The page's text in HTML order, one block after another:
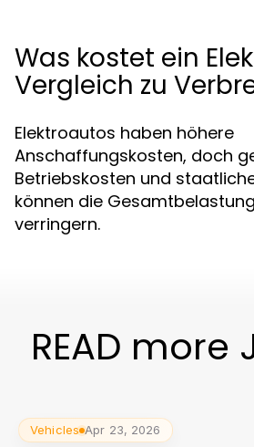
Was kostet ein
Vergleich zu
Elektroautos haben höhere
Anschaffungskosten, doch
Betriebskosten und
können die
verringern.
READ more
Vehicles Apr 23, 2026